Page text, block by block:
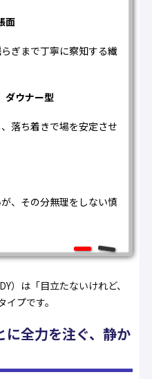
面
ぎまで丁寧に察知する繊
ダウナー型
落ち着きで場を安定させ
、その分無理をしない慎
）は「目立たないけれど、
プです。
に全力を注ぐ、静か